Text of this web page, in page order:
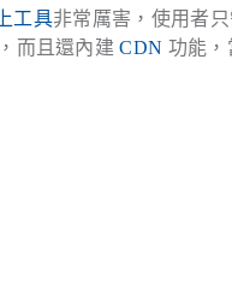
工具非常厲害，使用者
而且還內建CDN 功能，